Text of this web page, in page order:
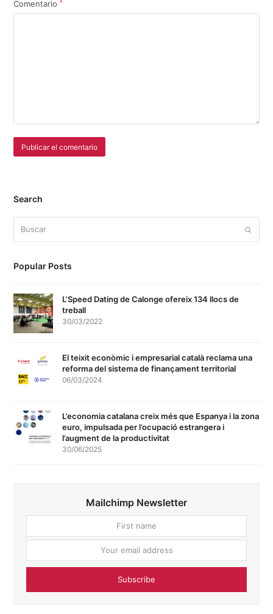
Comentario*
Search
Popular Posts
L’Speed Dating de Calonge ofereix 134 llocs de
treball
30/03/2022
El teixit econòmic i empresarial català reclama una
reforma del sistema de finançament territorial
06/03/2024
L’economia catalana creix més que Espanya i la zona
euro, impulsada per l’ocupació estrangera i
l’augment de la productivitat
30/06/2025
Mailchimp Newsletter
name
Subscribe